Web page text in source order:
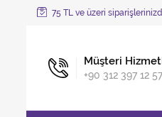
75 TL ve üzeri
Müşteri
+90 312 397 12 57